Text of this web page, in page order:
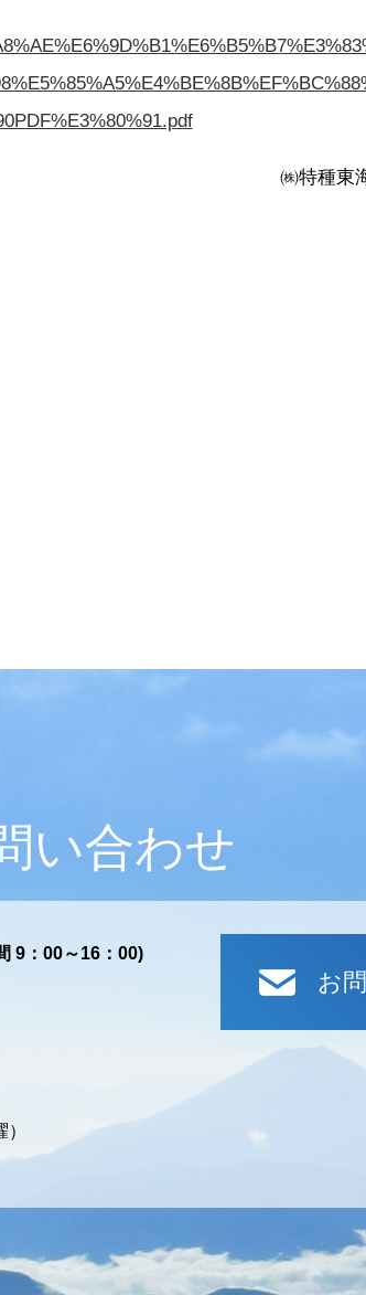
㈱特種東
い合わせ
9：00～16：00)
お